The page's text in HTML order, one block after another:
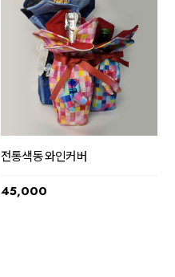
전통색동 와인커버
45,000